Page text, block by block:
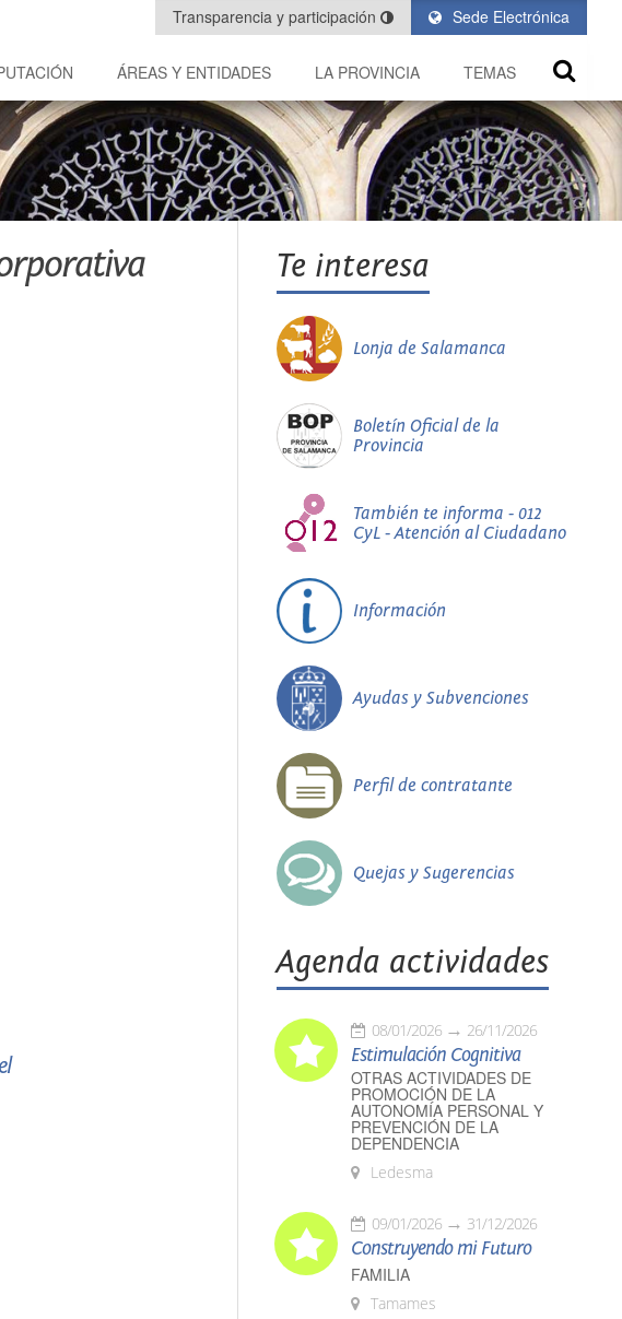
Sede Electrónica
Transparencia y participación
ÁREAS Y ENTIDADES LA PROVINCIA TEMAS
Te interesa
Lonja de Salamanca
Boletín Oficial de la
Provincia
También te informa - 012
CyL - Atención al Ciudadano
Información
Ayudas y Subvenciones
Perfil de contratante
Quejas y Sugerencias
Agenda actividades
08/01/2026 26/11/2026
Estimulación Cognitiva
OTRAS ACTIVIDADES DE
PROMOCIÓN DE LA
AUTONOMÍA PERSONAL Y
PREVENCIÓN DE LA
DEPENDENCIA
Ledesma
09/01/2026 31/12/2026
Construyendo mi Futuro
FAMILIA
Tamames